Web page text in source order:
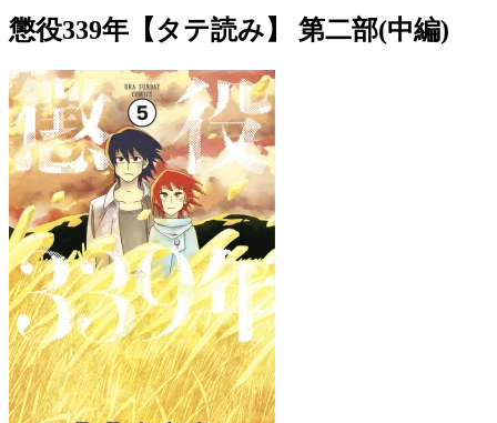
懲役339年【タテ読み】 第二部(中編)